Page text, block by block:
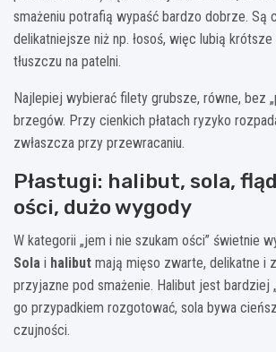
smażeniu potrafią wypaść bardzo dobrze. Są
delikatniejsze niż np. łosoś, więc lubią
tłuszczu na patelni.
Najlepiej wybierać filety grubsze, równe, bez
brzegów. Przy cienkich płatach ryzyko
zwłaszcza przy przewracaniu.
Płastugi: halibut, sola,
ości, dużo wygody
W kategorii „jem i nie szukam ości” świetnie
Sola i halibut mają mięso zwarte, delikatne i
przyjazne pod smażenie. Halibut jest bardziej
go przypadkiem rozgotować, sola bywa
czujności.